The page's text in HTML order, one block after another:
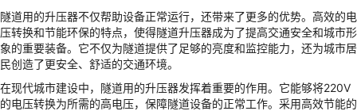
隧道用的升压器不仅帮助设备正常运行，还带来了更多的优势。高效的电
压转换和节能环保的特点，使得隧道升压器成为了提高交通安全和城市形
象的重要装备。它不仅为隧道提供了足够的亮度和监控能力，还为城市居
民创造了更安全、舒适的交通环境。
在现代城市建设中，隧道用的升压器发挥着重要的作用。它能够将220V
的电压转换为所需的高电压，保障隧道设备的正常工作。采用高效节能的